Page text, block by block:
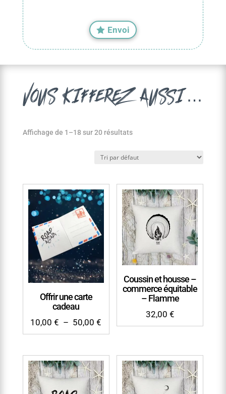
Envoi
vous kifferez aussi…
Affichage de 1–18 sur 20 résultats
Offrir une carte
cadeau
10,00€ – 50,00€
de
10,00 €
à
50,00 €
Coussin et housse –
commerce équitable
– Flamme
32,00 €